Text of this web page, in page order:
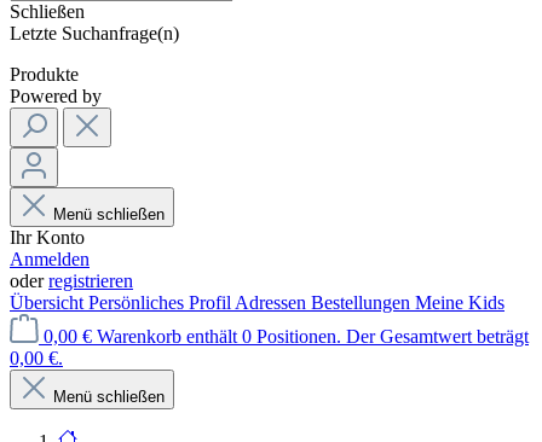
Schließen
Letzte Suchanfrage(n)
Produkte
Powered by
Menü schließen
Ihr Konto
Anmelden
oderregistrieren
Übersicht Persönliches Profil Adressen Bestellungen Meine Kids
0,00 € Warenkorb enthält 0 Positionen. Der Gesamtwert beträgt
0,00 €.
Menü schließen